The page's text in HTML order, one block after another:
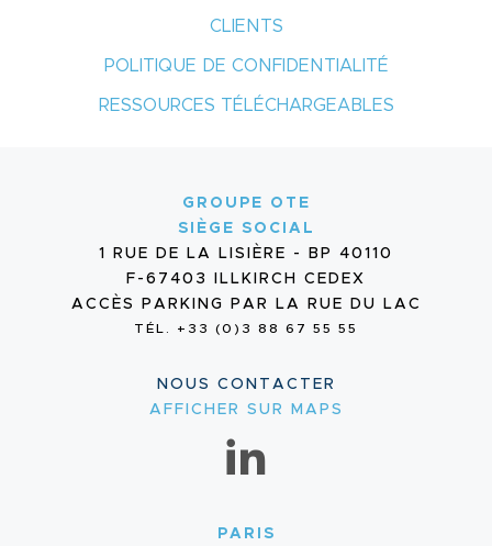
CLIENTS
POLITIQUE DE CONFIDENTIALITÉ
RESSOURCES TÉLÉCHARGEABLES
GROUPE OTE
SIÈGE SOCIAL
1 RUE DE LA LISIÈRE - BP 40110
F-67403 ILLKIRCH CEDEX
ACCÈS PARKING PAR LA RUE DU LAC
TÉL. +33 (0)3 88 67 55 55
NOUS CONTACTER
AFFICHER SUR MAPS
PARIS